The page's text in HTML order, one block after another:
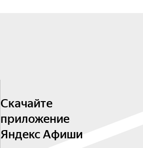
Скачайте
приложение
Яндекс Афиши